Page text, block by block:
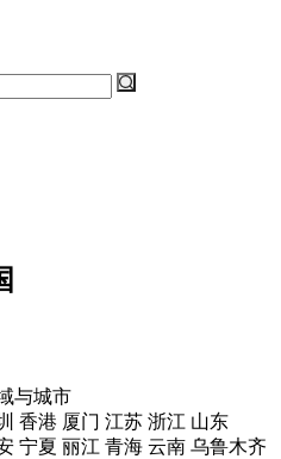
与城市
香港 厦门 江苏 浙江 山东
宁夏 丽江 青海 云南 乌鲁木齐